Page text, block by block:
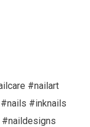
#nailart
#inknails